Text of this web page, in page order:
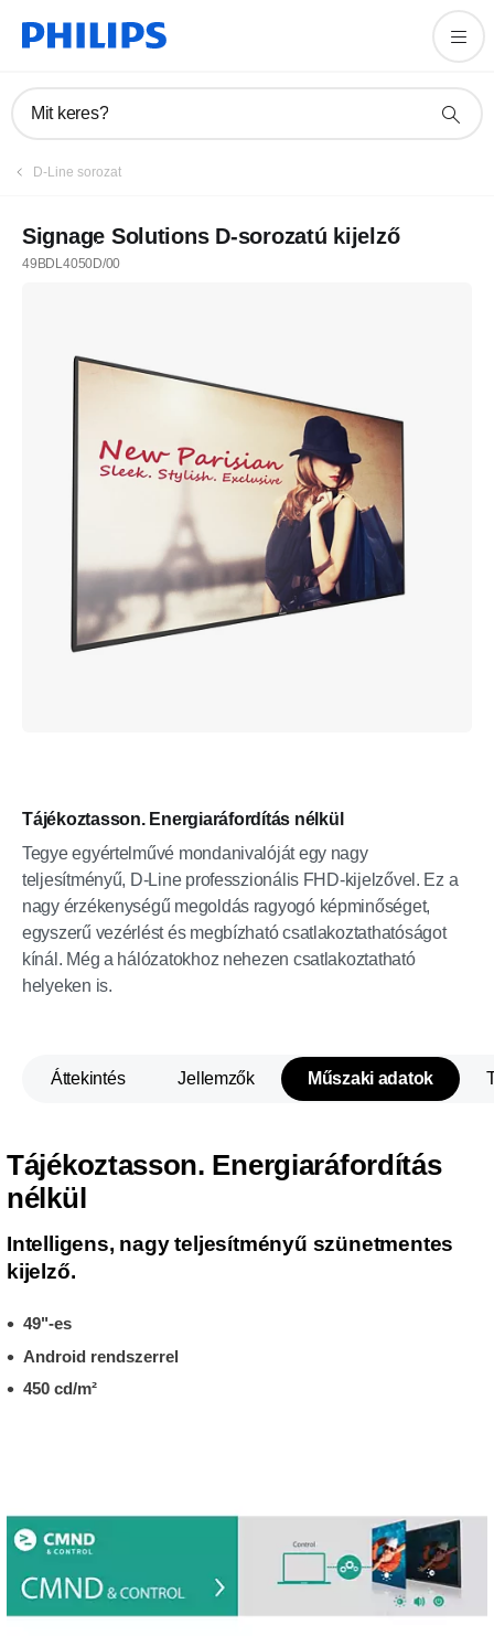
Mit keres?
D-Line sorozat
Signage Solutions D-sorozatú kijelző
49BDL4050D/00
Tájékoztasson. Energiaráfordítás nélkül
Tegye egyértelművé mondanivalóját egy nagy
teljesítményű, D-Line professzionális FHD-kijelzővel. Ez a
nagy érzékenységű megoldás ragyogó képminőséget,
egyszerű vezérlést és megbízható csatlakoztathatóságot
kínál. Még a hálózatokhoz nehezen csatlakoztatható
helyeken is.
Áttekintés Jellemzők Műszaki adatok
Tájékoztasson. Energiaráfordítás
nélkül
Intelligens, nagy teljesítményű szünetmentes
kijelző.
49"-es
Android rendszerrel
450 cd/m²